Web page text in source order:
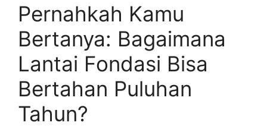
Pernahkah Kamu
Bertanya: Bagaimana
Lantai Fondasi Bisa
Bertahan Puluhan
Tahun?